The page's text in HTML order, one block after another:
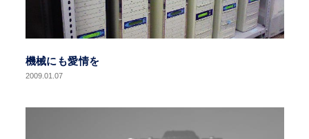
機械にも愛情を
2009.01.07